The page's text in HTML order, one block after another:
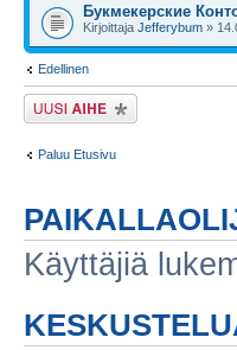
Букмекерские
Kirjoittaja Jefferybum »
Edellinen
Lähetä uusi viesti
Paluu Etusivu
Käyttäjiä